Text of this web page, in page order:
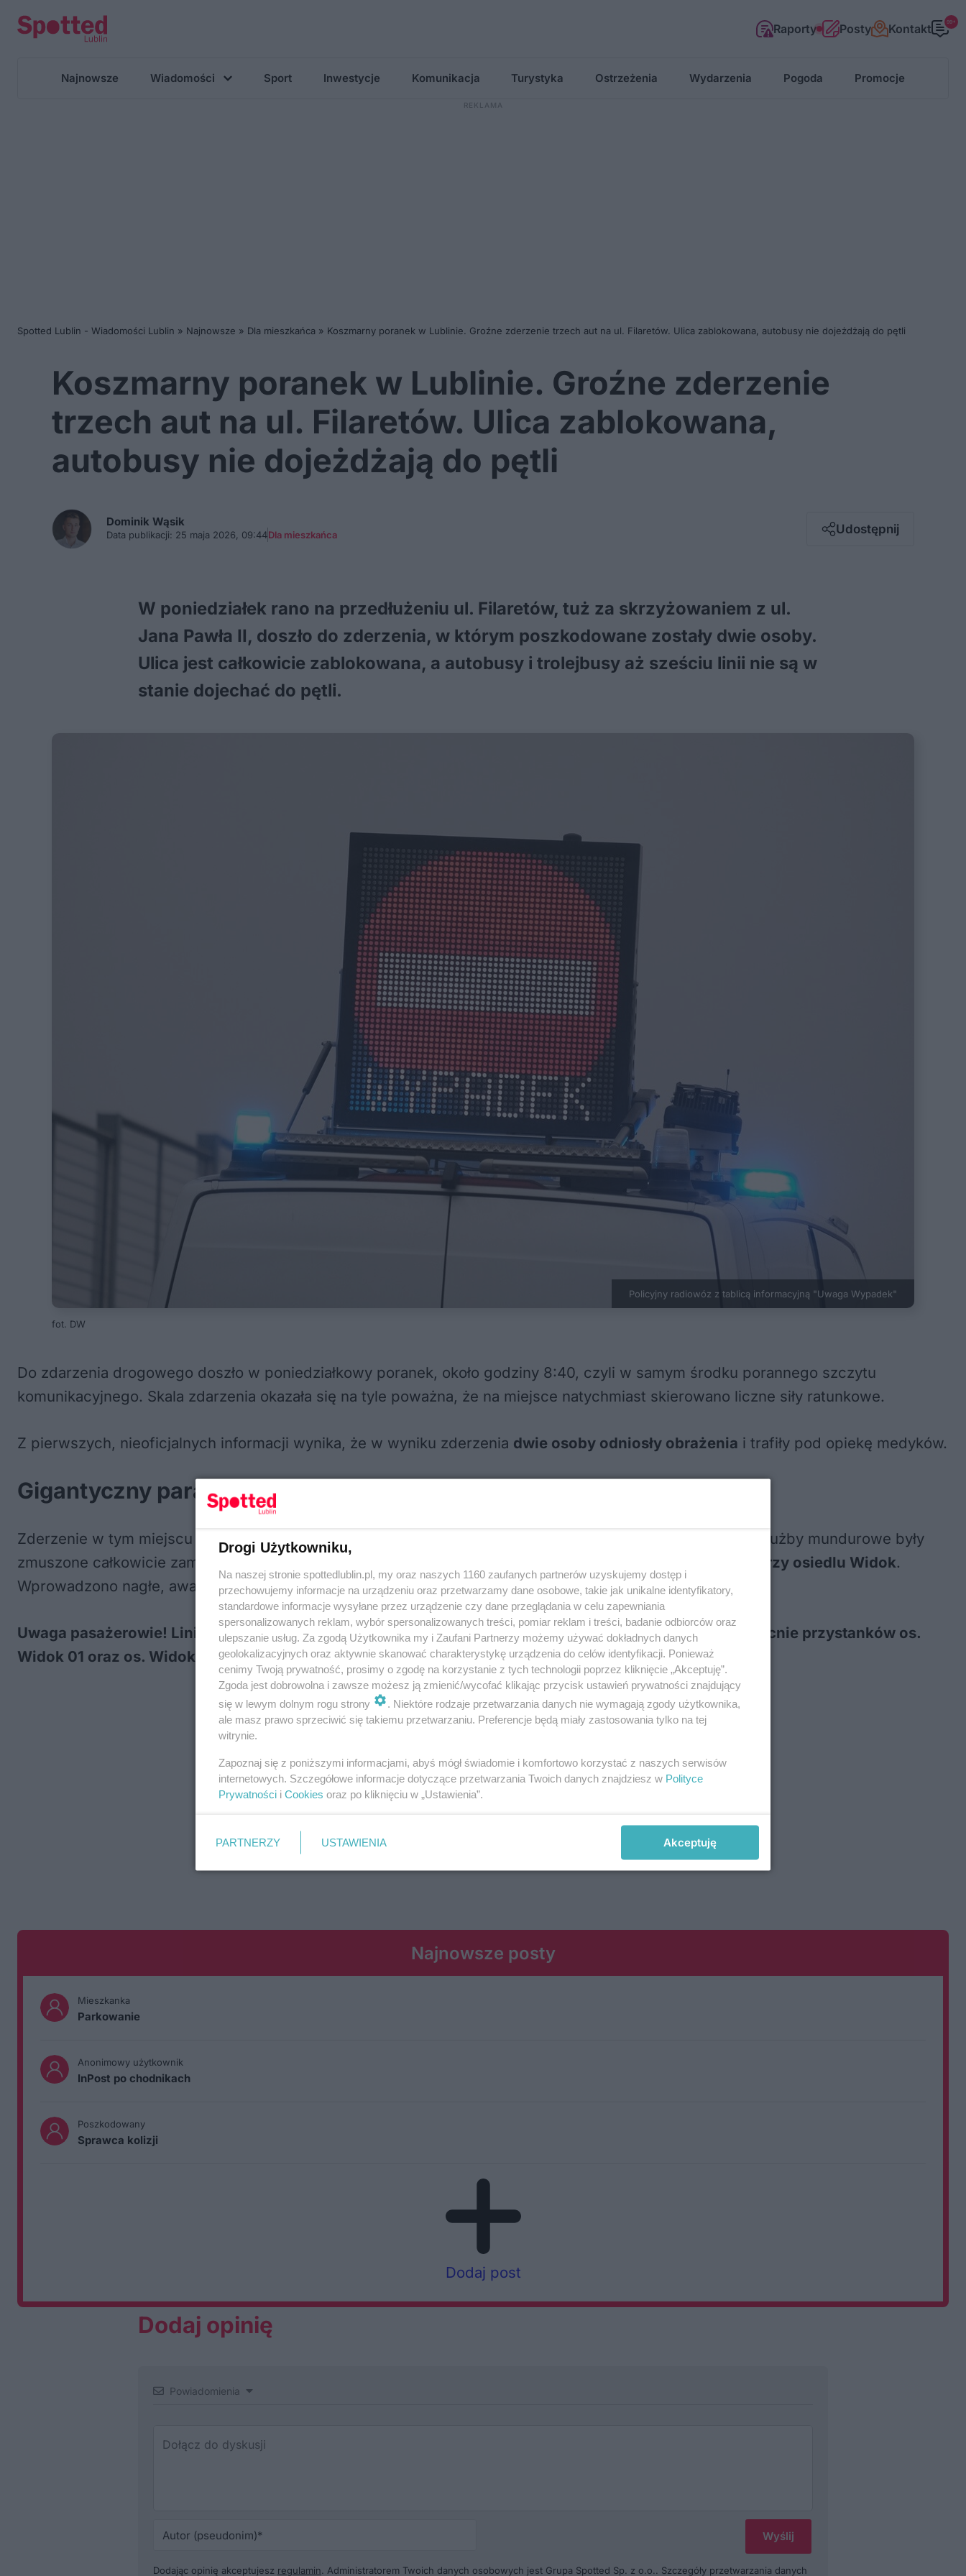
Raporty Posty Kontakt 99+
Najnowsze Wiadomości Sport Inwestycje Komunikacja Turystyka Ostrzeżenia Wydarzenia Pogoda Promocje
Spotted Lublin - Wiadomości Lublin » Najnowsze » Dla mieszkańca » Koszmarny poranek w Lublinie. Groźne zderzenie trzech aut na ul. Filaretów. Ulica zablokowana, autobusy nie dojeżdżają do pętli
Koszmarny poranek w Lublinie. Groźne zderzenie
trzech aut na ul. Filaretów. Ulica zablokowana,
autobusy nie dojeżdżają do pętli
Dominik Wąsik
Data publikacji: 25 maja 2026, 09:44Dla mieszkańca Udostępnij
Messenger
W poniedziałek rano na przedłużeniu ul. Filaretów, tuż za skrzyżowaniem z ul.
Jana Pawła II, doszło do zderzenia, w którym poszkodowane zostały dwie osoby.
Ulica jest całkowicie zablokowana, a autobusy i trolejbusy aż sześciu linii nie są w
stanie dojechać do pętli.
Policyjny radiowóz z tablicą informacyjną "Uwaga Wypadek"
fot. DW
Do zdarzenia drogowego doszło w poniedziałkowy poranek, około godziny 8:40, czyli w samym środku porannego szczytu
komunikacyjnego. Skala zdarzenia okazała się na tyle poważna, że na miejsce natychmiast skierowano liczne siły ratunkowe.
Z pierwszych, nieoficjalnych informacji wynika, że w wyniku zderzenia dwie osoby odniosły obrażenia i trafiły pod opiekę medyków.
Gigantyczny paraliż MPK. Sześć linii odciętych od pętli
Zderzenie w tym miejscu wywołało gigantyczne problemy dla pasażerów lubelskiej komunikacji miejskiej. Służby mundurowe były
zmuszone całkowicie zamknąć przejazd, przez co autobusy i trolejbusy
nie są w stanie dojechać do pętli przy osiedlu Widok.
Wprowadzono nagłe, awaryjne zmiany w kursowaniu pojazdów.
Uwaga pasażerowie! Linie nr: 13, 26, 37, 39, 44 oraz 45 całkowicie omijają to miejsce i nie obsługują obecnie przystanków os.
Widok 01 oraz os. Widok 02.
Najnowsze posty
Mieszkanka
Parkowanie
Anonimowy użytkownik
InPost po chodnikach
Poszkodowany
Sprawca kolizji
Dodaj post
Dodaj opinię
Powiadomienia
Dodając opinię akceptujesz regulamin. Administratorem Twoich danych osobowych jest Grupa Spotted Sp. z o.o.. Szczegóły przetwarzania danych
Drogi Użytkowniku,
Na naszej stronie spottedlublin.pl, my oraz naszych 1160 zaufanych partnerów uzyskujemy dostęp i
przechowujemy informacje na urządzeniu oraz przetwarzamy dane osobowe, takie jak unikalne identyfikatory,
standardowe informacje wysyłane przez urządzenie czy dane przeglądania w celu zapewniania
spersonalizowanych reklam, wybór spersonalizowanych treści, pomiar reklam i treści, badanie odbiorców oraz
ulepszanie usług. Za zgodą Użytkownika my i Zaufani Partnerzy możemy używać dokładnych danych
geolokalizacyjnych oraz aktywnie skanować charakterystykę urządzenia do celów identyfikacji. Ponieważ
cenimy Twoją prywatność, prosimy o zgodę na korzystanie z tych technologii poprzez kliknięcie „Akceptuję”.
Zgoda jest dobrowolna i zawsze możesz ją zmienić/wycofać klikając przycisk ustawień prywatności znajdujący
się w lewym dolnym rogu strony
. Niektóre rodzaje przetwarzania danych nie wymagają zgody użytkownika,
ale masz prawo sprzeciwić się takiemu przetwarzaniu. Preferencje będą miały zastosowania tylko na tej
witrynie.
Zapoznaj się z poniższymi informacjami, abyś mógł świadomie i komfortowo korzystać z naszych serwisów
internetowych. Szczegółowe informacje dotyczące przetwarzania Twoich danych znajdziesz w Polityce
Prywatności i Cookies oraz po kliknięciu w „Ustawienia”.
PARTNERZY USTAWIENIA Akceptuję